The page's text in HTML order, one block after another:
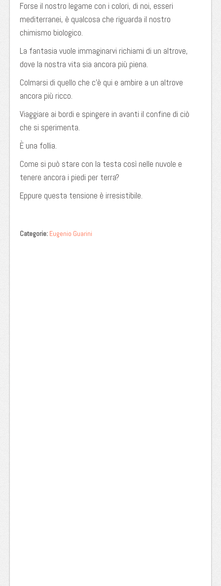
Forse il nostro legame con i colori, di noi, esseri
mediterranei, è qualcosa che riguarda il nostro
chimismo biologico.
La fantasia vuole immaginarvi richiami di un altrove,
dove la nostra vita sia ancora più piena.
Colmarsi di quello che c’è qui e ambire a un altrove
ancora più ricco.
Viaggiare ai bordi e spingere in avanti il confine di ciò
che si sperimenta.
È una follia.
Come si può stare con la testa così nelle nuvole e
tenere ancora i piedi per terra?
Eppure questa tensione è irresistibile.
Categorie: Eugenio Guarini